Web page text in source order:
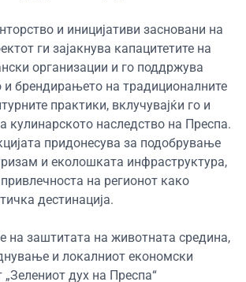
и иницијативи засновани на
ги зајакнува капацитетите на
организации и го поддржува
брендирањето на традиционалните
практики, вклучувајќи го и
кулинарското наследство на Преспа.
придонесува за подобрување
и еколошката инфраструктура,
привлечноста на регионот како
дестинација.
на заштитата на животната средина,
и локалниот економски
„Зелениот дух на Преспа“